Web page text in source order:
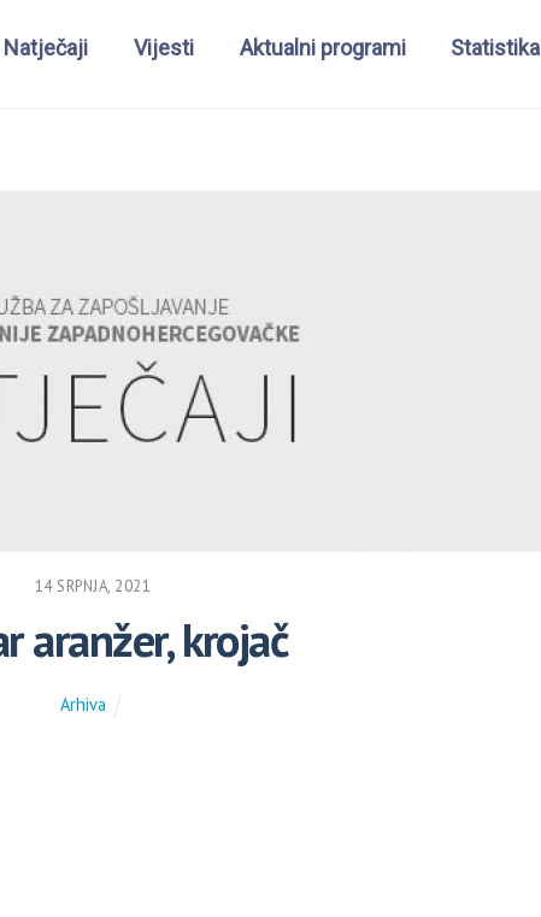
Natječaji Vijesti Aktualni programi Statistika
14 SRPNJA, 2021
aranžer, krojač
Arhiva